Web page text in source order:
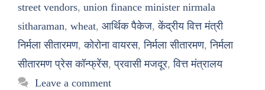
street vendors, union finance minister nirmala
sitharaman, wheat, आर्थिक पैकेज,केंद्रीय वित्त मंत्री
निर्मला सीतारमण,कोरोना वायरस,निर्मला सीतारमण,निर्मला
सीतारमण प्रेस कॉन्फ्रेंस,प्रवासी मजदूर,वित्त मंत्रालय
Leave a comment